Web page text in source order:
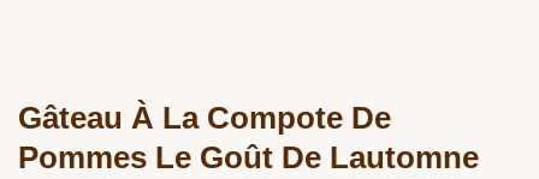
Gâteau À La Compote De
Pommes Le Goût De Lautomne